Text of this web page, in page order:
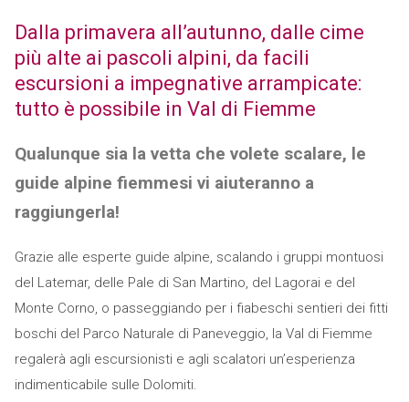
Dalla primavera all’autunno, dalle cime
più alte ai pascoli alpini, da facili
escursioni a impegnative arrampicate:
tutto è possibile in Val di Fiemme
Qualunque sia la vetta che volete scalare, le
guide alpine fiemmesi vi aiuteranno a
raggiungerla!
Grazie alle esperte guide alpine, scalando i gruppi montuosi
del Latemar, delle Pale di San Martino, del Lagorai e del
Monte Corno, o passeggiando per i fiabeschi sentieri dei fitti
boschi del Parco Naturale di Paneveggio, la Val di Fiemme
regalerà agli escursionisti e agli scalatori un’esperienza
indimenticabile sulle Dolomiti.